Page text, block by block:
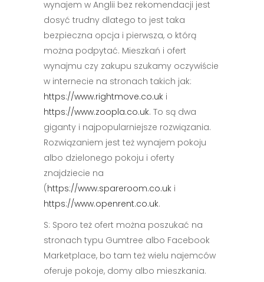
wynajem w Anglii bez rekomendacji jest
dosyć trudny dlatego to jest taka
bezpieczna opcja i pierwsza, o którą
można podpytać. Mieszkań i ofert
wynajmu czy zakupu szukamy oczywiście
w internecie na stronach takich jak:
https://www.rightmove.co.uk i
https://www.zoopla.co.uk. To są dwa
giganty i najpopularniejsze rozwiązania.
Rozwiązaniem jest też wynajem pokoju
albo dzielonego pokoju i oferty
znajdziecie na
(https://www.spareroom.co.uk i
https://www.openrent.co.uk.
S: Sporo też ofert można poszukać na
stronach typu Gumtree albo Facebook
Marketplace, bo tam też wielu najemców
oferuje pokoje, domy albo mieszkania.